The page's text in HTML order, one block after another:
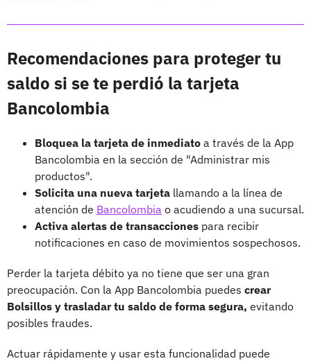
Recomendaciones para proteger tu
saldo si se te perdió la tarjeta
Bancolombia
Bloquea la tarjeta de inmediato a través de la App
Bancolombia en la sección de "Administrar mis
productos".
Solicita una nueva tarjeta llamando a la línea de
atención de Bancolombia o acudiendo a una sucursal.
Activa alertas de transacciones para recibir
notificaciones en caso de movimientos sospechosos.
Perder la tarjeta débito ya no tiene que ser una gran
preocupación. Con la App Bancolombia puedes crear
Bolsillos y trasladar tu saldo de forma segura, evitando
posibles fraudes.
Actuar rápidamente y usar esta funcionalidad puede